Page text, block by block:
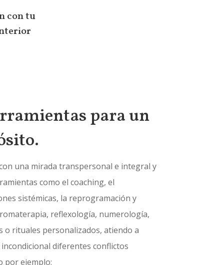
con tu
para un
una mirada transpersonal e integral y
como el coaching, el
sistémicas, la reprogramación y
reflexología, numerología,
rituales personalizados, atiendo a
diferentes conflictos
por ejemplo: